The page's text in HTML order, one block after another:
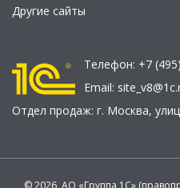
Другие сайты
Телефон: +7
Email:
Отдел продаж: г. Москва,